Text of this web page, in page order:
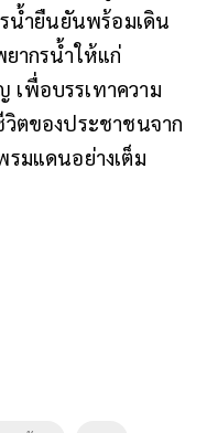
น้ำยืนยันพร้อมเดิน
ากรน้ำให้แก่
พื่อบรรเทาความ
ตของประชาชนจาก
มแดนอย่างเต็ม